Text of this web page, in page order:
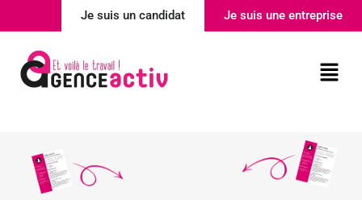
Je suis un candidat Je suis une entreprise